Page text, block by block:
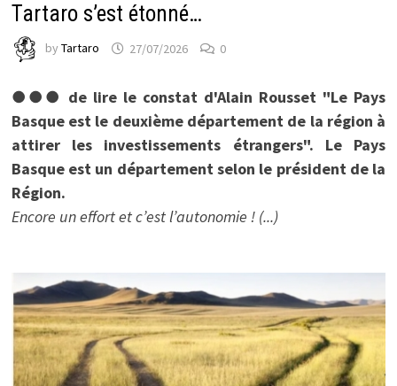
Tartaro s’est étonné…
by Tartaro 27/07/2026 0
●●● de lire le constat d'Alain Rousset "Le Pays
Basque est le deuxième département de la région à
attirer les investissements étrangers". Le Pays
Basque est un département selon le président de la
Région.
Encore un effort et c’est l’autonomie ! (...)